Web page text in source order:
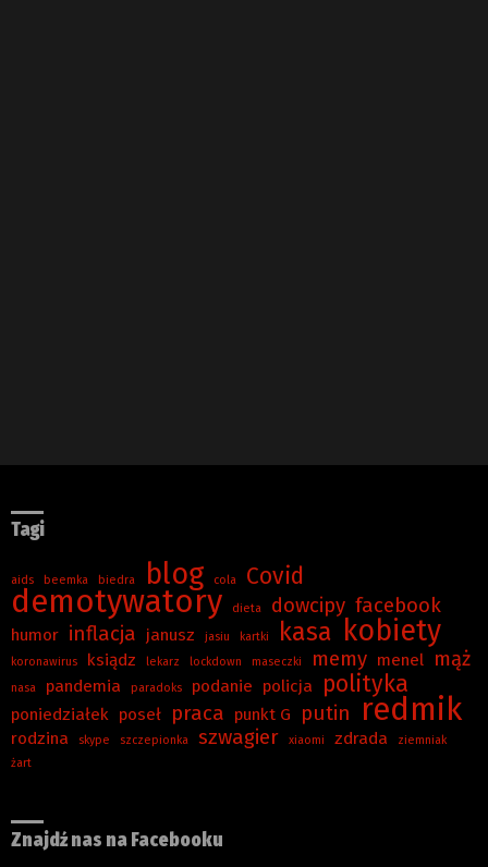
Tagi
aids beemka biedra blog cola Covid
demotywatory dieta dowcipy facebook
humor inflacja janusz jasiu kartki kasa kobiety
koronawirus ksiądz lekarz lockdown maseczki memy menel mąż
nasa pandemia paradoks podanie policja polityka
poniedziałek poseł praca punkt G putin redmik
rodzina skype szczepionka szwagier xiaomi zdrada
ziemniak
żart
Znajdź nas na Facebooku